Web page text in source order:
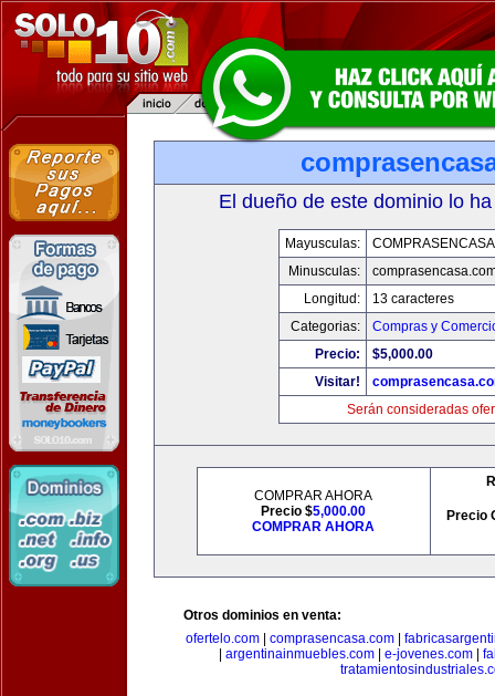
El dueño de este dominio lo
Mayusculas:
Minusculas:
Longitud:
13 caracteres
Categorias:
Compras y
Precio:
$5,000.00
Visitar!
Serán consideradas
COMPRAR AHORA
Precio $5,000.00
COMPRAR AHORA
Precio
Otros dominios en venta:
ofertelo.com| comprasencasa.com|
argentinainmuebles.com| e-jovenes.com|